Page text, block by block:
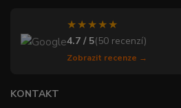
★★★★★
4.7 / 5(50 recenzí)
Zobrazit recenze →
KONTAKT